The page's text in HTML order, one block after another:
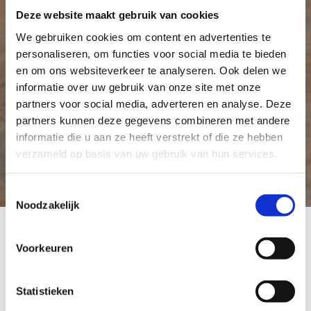
Deze website maakt gebruik van cookies
We gebruiken cookies om content en advertenties te
personaliseren, om functies voor social media te bieden
en om ons websiteverkeer te analyseren. Ook delen we
informatie over uw gebruik van onze site met onze
partners voor social media, adverteren en analyse. Deze
partners kunnen deze gegevens combineren met andere
informatie die u aan ze heeft verstrekt of die ze hebben
verzameld op basis van uw gebruik van hun services.
Noodzakelijk
Voorkeuren
Statistieken
Metaalrecyclingsbedrijf